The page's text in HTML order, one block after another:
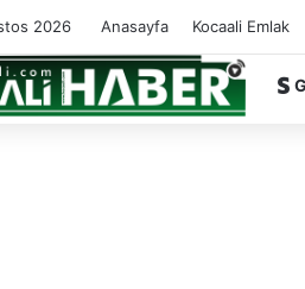
2026 Anasayfa Kocaali Emlak